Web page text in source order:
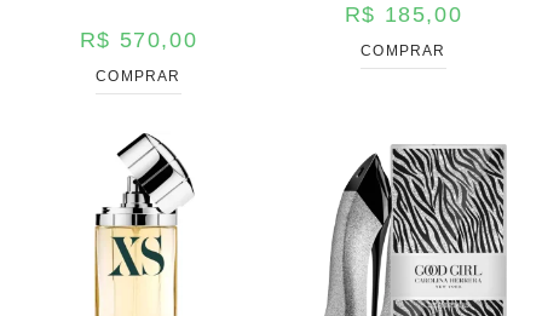
R$ 570,00
COMPRAR
R$ 185,00
COMPRAR